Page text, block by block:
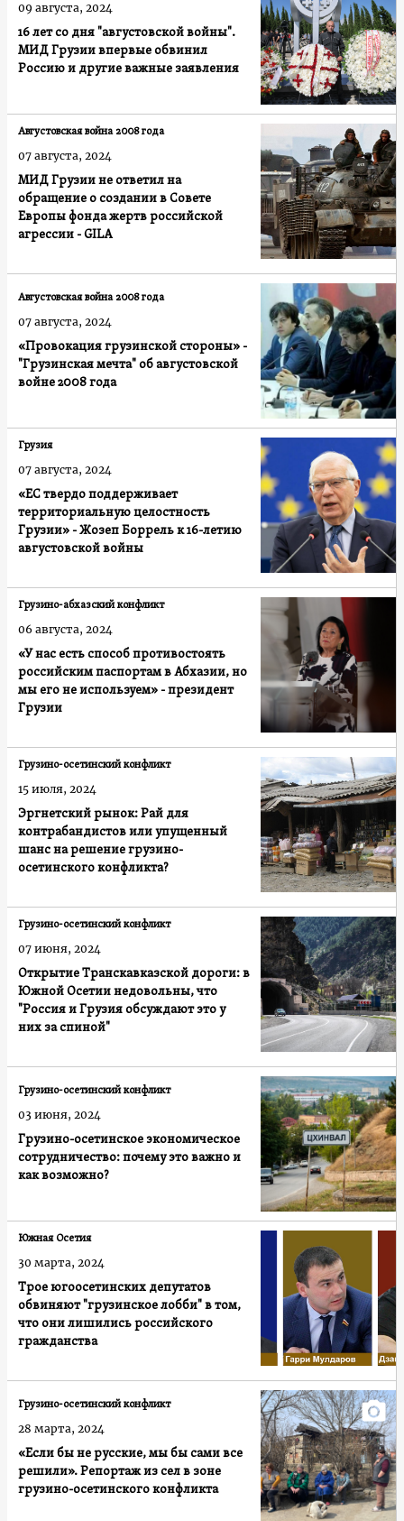
16 лет со дня "августовской войны".
МИД Грузии впервые обвинил
Россию и другие важные заявления
09 августа, 2024
МИД Грузии не ответил на
обращение о создании в Совете
Европы фонда жертв российской
агрессии - GILA
Августовская война 2008 года
07 августа, 2024
«Провокация грузинской стороны» -
"Грузинская мечта" об августовской
войне 2008 года
Августовская война 2008 года
07 августа, 2024
«ЕС твердо поддерживает
территориальную целостность
Грузии» - Жозеп Боррель к 16-летию
августовской войны
Грузия
07 августа, 2024
«У нас есть способ противостоять
российским паспортам в Абхазии, но
мы его не используем» - президент
Грузии
Грузино-абхазский конфликт
06 августа, 2024
Эргнетский рынок: Рай для
контрабандистов или упущенный
шанс на решение грузино-
осетинского конфликта?
Грузино-осетинский конфликт
15 июля, 2024
Открытие Транскавказской дороги: в
Южной Осетии недовольны, что
"Россия и Грузия обсуждают это у
них за спиной"
Грузино-осетинский конфликт
07 июня, 2024
Грузино-осетинское экономическое
сотрудничество: почему это важно и
как возможно?
Грузино-осетинский конфликт
03 июня, 2024
Трое югоосетинских депутатов
обвиняют "грузинское лобби" в том,
что они лишились российского
гражданства
Южная Осетия
30 марта, 2024
«Если бы не русские, мы бы сами все
решили». Репортаж из сел в зоне
грузино-осетинского конфликта
Грузино-осетинский конфликт
28 марта, 2024